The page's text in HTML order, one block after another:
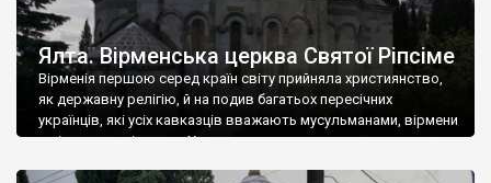
Ялта. Вірменська церква Святої Ріпсіме
Вірменія першою серед країн світу прийняла християнство,
як державну релігію, й на подив багатьох пересічних
українців, які усіх кавказців вважають мусульманами, вірмени
є відданими вірянами Христа